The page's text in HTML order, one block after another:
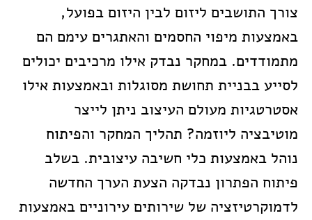
צורך התושבים ליזום לבין היזום בפועל,
באמצעות מיפוי החסמים והאתגרים עימם הם
מתמודדים. במחקר נבדק אילו מרכיבים יכולים
לסייע בבניית תחושת מסוגלות ובאמצעות אילו
אסטרטגיות מעולם העיצוב ניתן לייצר
מוטיבציה ליוזמה? תהליך המחקר והפיתוח
נוהל באמצעות כלי חשיבה עיצובית. בשלב
פיתוח הפתרון נבדקה הצעת הערך החדשה
לדמוקרטיזציה של שירותים עירוניים באמצעות